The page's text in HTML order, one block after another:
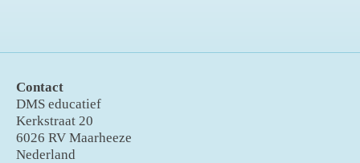
Contact
DMS educatief
Kerkstraat 20
6026 RV Maarheeze
Nederland